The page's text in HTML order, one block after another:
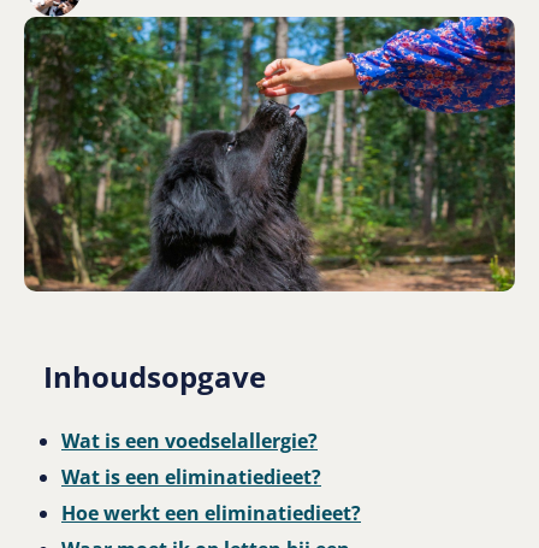
Inhoudsopgave
Wat is een voedselallergie?
Wat is een eliminatiedieet?
Hoe werkt een eliminatiedieet?